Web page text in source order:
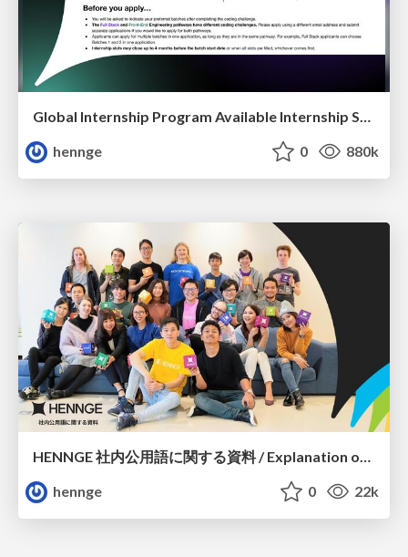
Global Internship Program Available Internship Schedule
hennge
0 880k
HENNGE 社内公用語に関する資料 / Explanation of Primary language
hennge
0 22k